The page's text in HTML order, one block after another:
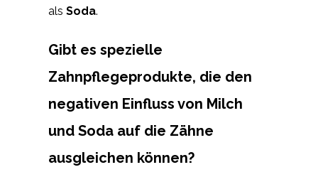
als Soda.
Gibt es spezielle
Zahnpflegeprodukte, die den
negativen Einfluss von Milch
und Soda auf die Zähne
ausgleichen können?